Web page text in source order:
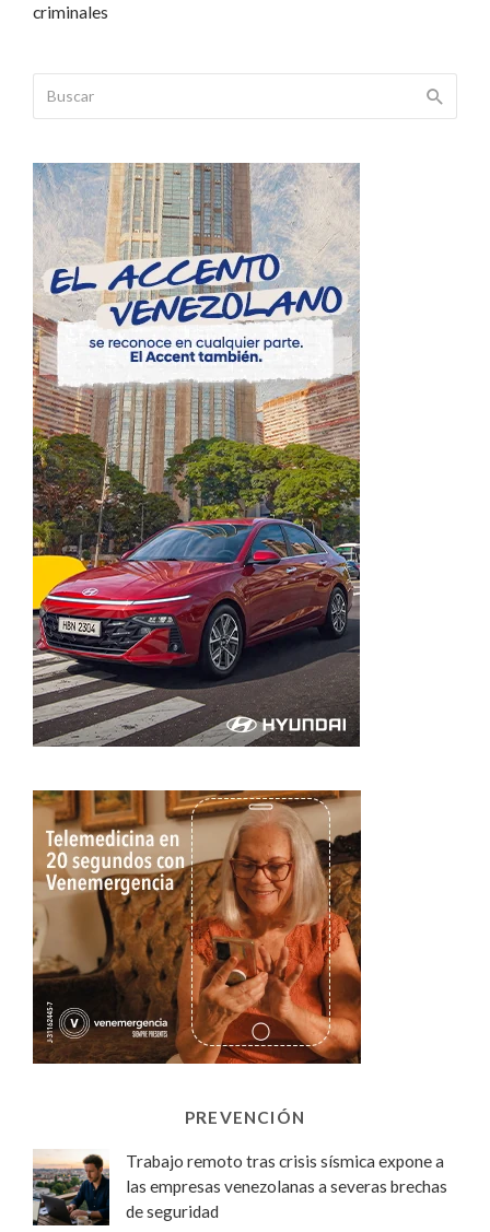
criminales
PREVENCIÓN
Trabajo remoto tras crisis sísmica expone a
las empresas venezolanas a severas brechas
de seguridad